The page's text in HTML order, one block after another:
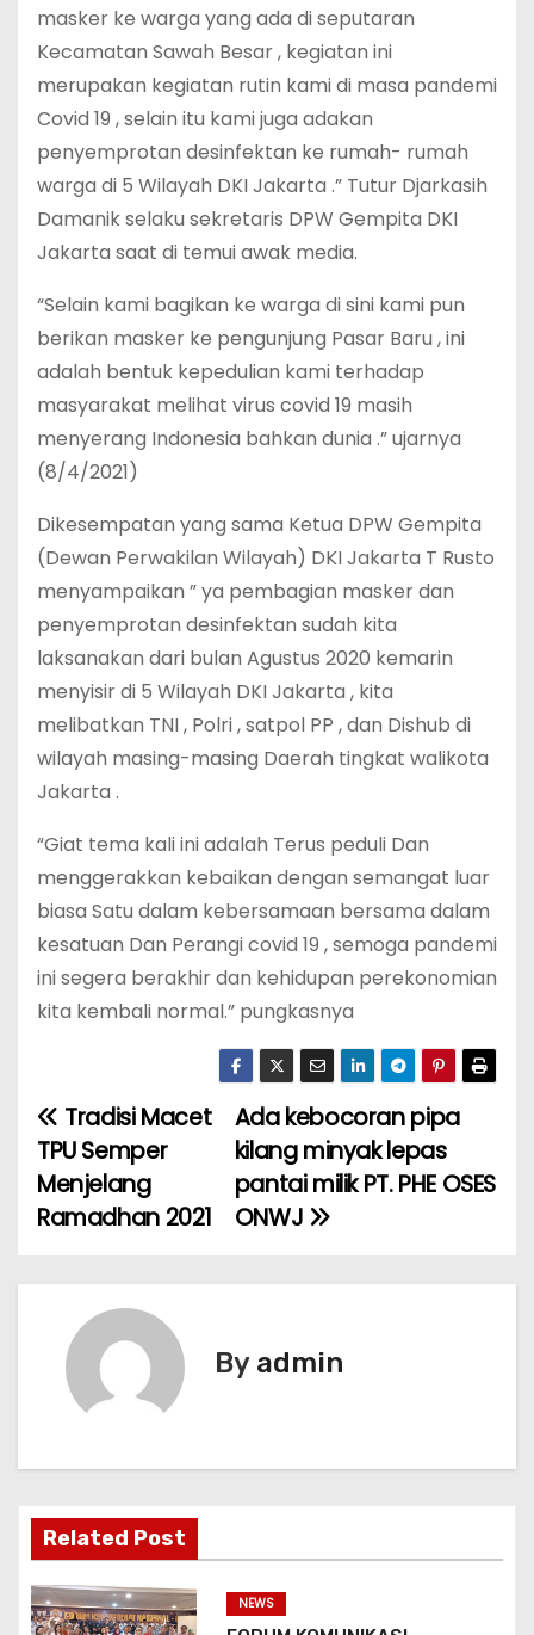
masker ke warga yang ada di seputaran
Kecamatan Sawah Besar , kegiatan ini
merupakan kegiatan rutin kami di masa pandemi
Covid 19 , selain itu kami juga adakan
penyemprotan desinfektan ke rumah- rumah
warga di 5 Wilayah DKI Jakarta .” Tutur Djarkasih
Damanik selaku sekretaris DPW Gempita DKI
Jakarta saat di temui awak media.
“Selain kami bagikan ke warga di sini kami pun
berikan masker ke pengunjung Pasar Baru , ini
adalah bentuk kepedulian kami terhadap
masyarakat melihat virus covid 19 masih
menyerang Indonesia bahkan dunia .” ujarnya
(8/4/2021)
Dikesempatan yang sama Ketua DPW Gempita
(Dewan Perwakilan Wilayah) DKI Jakarta T Rusto
menyampaikan ” ya pembagian masker dan
penyemprotan desinfektan sudah kita
laksanakan dari bulan Agustus 2020 kemarin
menyisir di 5 Wilayah DKI Jakarta , kita
melibatkan TNI , Polri , satpol PP , dan Dishub di
wilayah masing-masing Daerah tingkat walikota
Jakarta .
“Giat tema kali ini adalah Terus peduli Dan
menggerakkan kebaikan dengan semangat luar
biasa Satu dalam kebersamaan bersama dalam
kesatuan Dan Perangi covid 19 , semoga pandemi
ini segera berakhir dan kehidupan perekonomian
kita kembali normal.” pungkasnya
N
a
v
i
i
p
o
Ada kebocoran pipa
kilang minyak lepas
pantai milik PT. PHE OSES
ONWJ
Tradisi Macet
TPU Semper
Menjelang
Ramadhan 2021
By admin
Related Post
NEWS